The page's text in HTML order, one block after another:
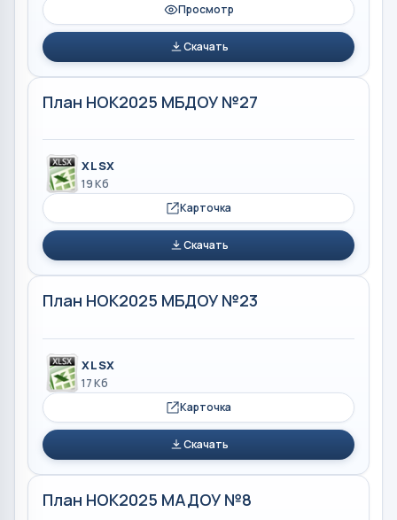
Просмотр
Скачать
План НОК2025 МБДОУ №27
XLSX
19 Кб
Карточка
Скачать
План НОК2025 МБДОУ №23
XLSX
17 Кб
Карточка
Скачать
План НОК2025 МАДОУ №8